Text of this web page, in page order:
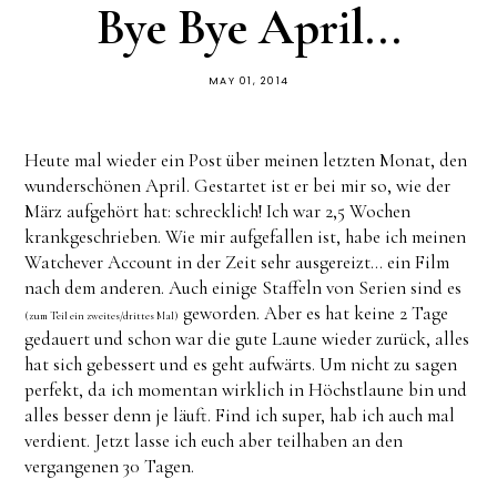
Bye Bye April...
MAY 01, 2014
Heute mal wieder ein Post über meinen letzten Monat, den
wunderschönen April. Gestartet ist er bei mir so, wie der
März aufgehört hat: schrecklich! Ich war 2,5 Wochen
krankgeschrieben. Wie mir aufgefallen ist, habe ich meinen
Watchever Account in der Zeit sehr ausgereizt... ein Film
nach dem anderen. Auch einige Staffeln von Serien sind es
(zum Teil ein zweites/drittes Mal) geworden. Aber es hat keine 2 Tage
gedauert und schon war die gute Laune wieder zurück, alles
hat sich gebessert und es geht aufwärts. Um nicht zu sagen
perfekt, da ich momentan wirklich in Höchstlaune bin und
alles besser denn je läuft. Find ich super, hab ich auch mal
verdient. Jetzt lasse ich euch aber teilhaben an den
vergangenen 30 Tagen.